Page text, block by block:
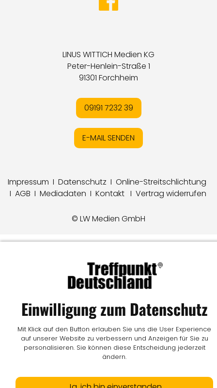
LINUS WITTICH Medien KG
Peter-Henlein-Straße 1
91301 Forchheim
09191 7232 39
E-MAIL SENDEN
Impressum I Datenschutz I Online-Streitschlichtung
I AGB I Mediadaten I Kontakt I Vertrag widerrufen
© LW Medien GmbH
Einwilligung zum Datenschutz
Mit Klick auf den Button erlauben Sie uns die User Experience
auf unserer Website zu verbessern und Anzeigen für Sie zu
personalisieren. Sie können diese Entscheidung jederzeit
ändern.